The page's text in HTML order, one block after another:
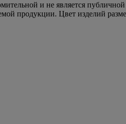
и не является
продукции. Цвет изделий